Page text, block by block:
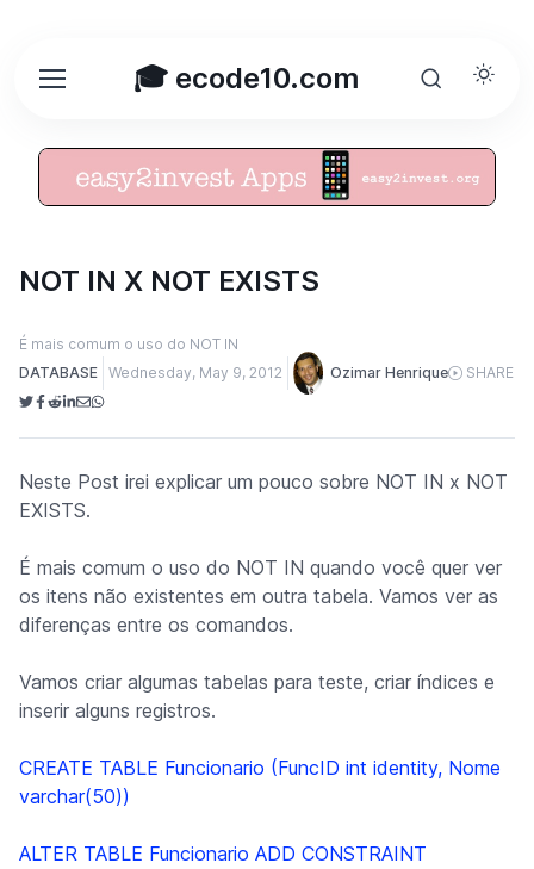
🎓 ecode10.com
NOT IN X NOT EXISTS
É mais comum o uso do NOT IN
DATABASE Wednesday, May 9, 2012 Ozimar Henrique SHARE
Neste Post irei explicar um pouco sobre NOT IN x NOT
EXISTS.
É mais comum o uso do NOT IN quando você quer ver
os itens não existentes em outra tabela. Vamos ver as
diferenças entre os comandos.
Vamos criar algumas tabelas para teste, criar índices e
inserir alguns registros.
CREATE TABLE Funcionario (FuncID int identity, Nome
varchar(50))
ALTER TABLE Funcionario ADD CONSTRAINT